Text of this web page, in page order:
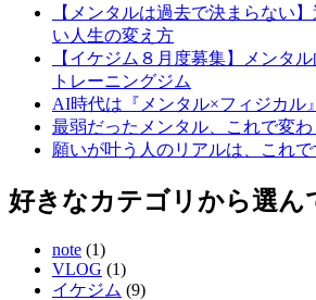
【メンタルは過去で決まらない
い人生の変え方
【イケジム８月度募集】メンタ
トレーニングジム
AI時代は『メンタル×フィジカル
最弱だったメンタル、これで変わ
願いが叶う人のリアルは、これで
好きなカテゴリから選ん
note (1)
VLOG (1)
イケジム (9)